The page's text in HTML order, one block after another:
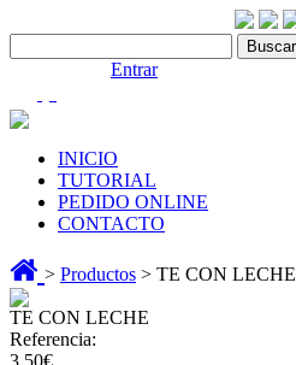
Entrar
INICIO
TUTORIAL
PEDIDO ONLINE
CONTACTO
> Productos > TE CON LECHE
TE CON LECHE
Referencia:
3.50€